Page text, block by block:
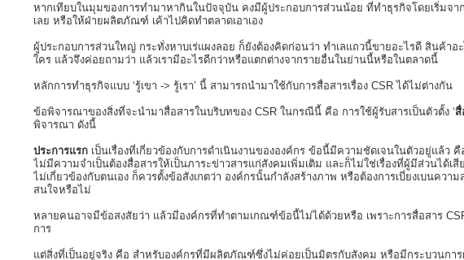
หากเทียบในมุมของการทำมาหากินในปัจจุบัน คงมีผู้ประกอบการส่วนน้อย ที่ทำธุรกิจโดยเริ่มจา
เลย หรือให้ฝ่ายผลิตภัณฑ์ เค้าไปคิดทำตลาดเอาเอง
ผู้ประกอบการส่วนใหญ่ กระทั่งหาบเร่แผงลอย ก็ยังต้องคิดก่อนว่า ทำเลแถวนี้ขายอะไรดี สินค้า
ใคร แล้วจึงค่อยถามว่า แล้วเรามีอะไรดีกว่าหรือแตกต่างจากรายอื่นในย่านนี้หรือในตลาดนี้
หลักการทำธุรกิจแบบ ‘รู้เขา -> รู้เรา’ นี้ สามารถนำมาใช้กับการสื่อสารเรื่อง CSR ได้ไม่ต่างกัน
ข้อพิจารณาของสิ่งที่จะนำมาสื่อสารในบริบทของ CSR ในกรณีนี้ คือ การใช้ผู้รับสารเป็นตัวตั้ง ‘สื่
พิจารณา ดังนี้
ประการแรกเป็นเรื่องที่เกี่ยวข้องกับการดำเนินงานขององค์กร ข้อนี้มีความชัดเจนในตัวอยู่แล้ว
ไม่มีความจำเป็นต้องสื่อสารให้เป็นภาระข่าวสารแก่สังคมเพิ่มเติม และก็ไม่ใช่เรื่องที่ผู้มีส่วนได้เ
ไม่เกี่ยวข้องกับตนเอง ก็ควรตั้งข้อสังเกตว่า องค์กรนั้นกำลังสร้างภาพ หรือต้องการเบี่ยงเบนคว
สนใจหรือไม่
หลายคนอาจมีข้อสงสัยว่า แล้วมีองค์กรที่ทำตามเกณฑ์ข้อนี้ไม่ได้ด้วยหรือ เพราะการสื่อสาร
การ
แต่สิ่งที่เป็นอยู่จริง คือ สำหรับองค์กรที่มีผลิตภัณฑ์ซึ่งไม่ค่อยเป็นมิตรกับสังคม หรือมีกระบวนกา